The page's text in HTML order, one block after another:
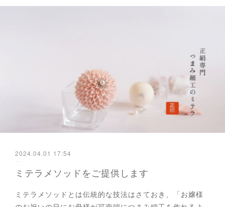
2024.04.01 17:54
ミテラメソッドをご提供します
ミテラメソッドとは伝統的な技法はさておき、「お嬢様